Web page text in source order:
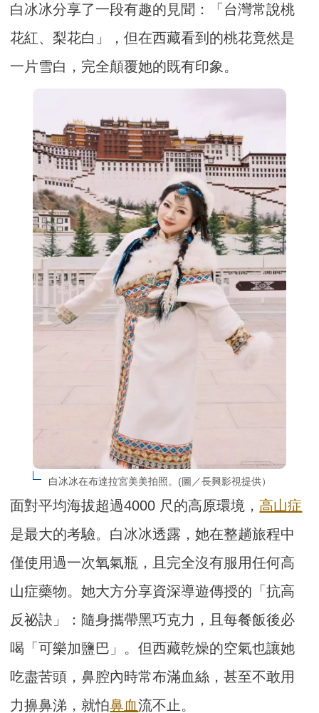
白冰冰分享了一段有趣的見聞：「台灣常說桃
花紅、梨花白」，但在西藏看到的桃花竟然是
一片雪白，完全顛覆她的既有印象。
白冰冰在布達拉宮美美拍照。(圖／長興影視提供）
面對平均海拔超過4000 尺的高原環境， 高山症
是最大的考驗。白冰冰透露，她在整趟旅程中
僅使用過一次氧氣瓶，且完全沒有服用任何高
山症藥物。她大方分享資深導遊傳授的「抗高
反祕訣」：隨身攜帶黑巧克力，且每餐飯後必
喝「可樂加鹽巴」。但西藏乾燥的空氣也讓她
吃盡苦頭，鼻腔內時常布滿血絲，甚至不敢用
力擤鼻涕，就怕鼻血流不止。